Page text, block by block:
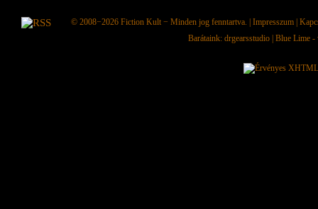
© 2008−2026 Fiction Kult − Minden jog fenntartva. | Impresszum
Barátaink: drgearsstudio Blue Lime -